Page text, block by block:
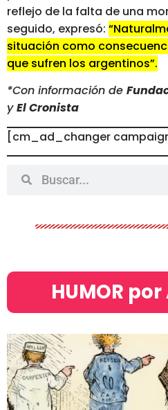
reflejo de la falta de una
seguido, expresó:
situación como
que sufren los argentinos”.
*Con información de
yEl Cronista
[cm_ad_changer
HUMOR